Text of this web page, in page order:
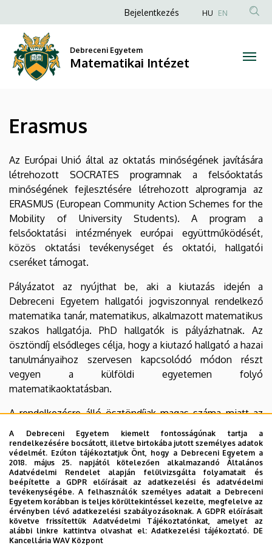
Matematikai
Intézet
a
tartalomra
Anonim
fiók
menüje
Bejelentkezés HU EN
Debreceni Egyetem
Matematikai Intézet
Erasmus
Az Európai Unió által az oktatás minőségének javítására
létrehozott SOCRATES programnak a felsőoktatás
minőségének fejlesztésére létrehozott alprogramja az
ERASMUS (European Community Action Schemes for the
Mobility of University Students). A program a
felsőoktatási intézmények európai együttműködését,
közös oktatási tevékenységet és oktatói, hallgatói
cseréket támogat.
Pályázatot az nyújthat be, aki a kiutazás idején a
Debreceni Egyetem hallgatói jogviszonnyal rendelkező
matematika tanár, matematikus, alkalmazott matematikus
szakos hallgatója. PhD hallgatók is pályázhatnak. Az
ösztöndíj elsődleges célja, hogy a kiutazó hallgató a hazai
tanulmányaihoz szervesen kapcsolódó módon részt
vegyen a külföldi egyetemen folyó
matematikaoktatásban.
A rendelkezésre álló ösztöndíjak magas száma miatt az
utóbbi években elutasított pályázat nem volt. Ez azt
jelenti, hogy mindenkinek, aki magában kedvet és
bátorságot érez, érdemes pályázatot benyújtani!
A pályázás feltételeiről, az aktuális határidőkről és a
partneregyetemekről részletes tájékoztatás található a
Debreceni Egyetem Erasmus-honlapján.
A Matematikai Intézet Erasmus koordinátora:Pink
A Debreceni Egyetem kiemelt fontosságúnak tartja a
rendelkezésére bocsátott, illetve birtokába jutott személyes adatok
védelmét. Ezúton tájékoztatjuk Önt, hogy a Debreceni Egyetem a
2018. május 25. napjától kötelezően alkalmazandó Általános
Adatvédelmi Rendelet alapján felülvizsgálta folyamatait és
beépítette a GDPR előírásait az adatkezelési és adatvédelmi
tevékenységébe. A felhasználók személyes adatait a Debreceni
Egyetem korábban is teljes körültekintéssel kezelte, megfelelve az
érvényben lévő adatkezelési szabályozásoknak. A GDPR előírásait
követve frissítettük Adatvédelmi Tájékoztatónkat, amelyet az
alábbi linkre kattintva olvashat el:Adatkezelési tájékoztató. DE
Kancellária WAV Központ